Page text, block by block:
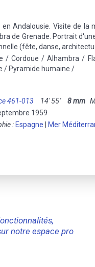
en Andalousie. Visite de la
de Grenade. Portrait
(fête, danse,
/ Cordoue / Alhambra /
/ Pyramide humaine /
461-013 14' 55'' 8 mm
1959
: Espagne Mer
notre espace pro